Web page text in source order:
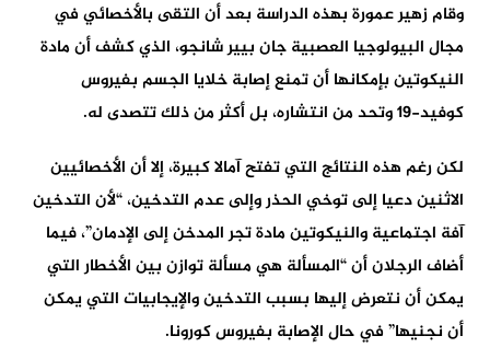
وقام زهير عمورة بهذه الدراسة بعد أن التقى بالأخصائي في
مجال البيولوجيا العصبية جان بيير شانجو، الذي كشف أن مادة
النيكوتين بإمكانها أن تمنع إصابة خلايا الجسم بفيروس
كوفيد-19 وتحد من انتشاره، بل أكثر من ذلك تتصدى له.
لكن رغم هذه النتائج التي تفتح آمالا كبيرة، إلا أن الأخصائيين
الاثنين دعيا إلى توخي الحذر وإلى عدم التدخين، “لأن التدخين
آفة اجتماعية والنيكوتين مادة تجر المدخن إلى الإدمان”، فيما
أضاف الرجلان أن “المسألة هي مسألة توازن بين الأخطار التي
يمكن أن نتعرض إليها بسبب التدخين والإيجابيات التي يمكن
أن نجنيها” في حال الإصابة بفيروس كورونا.